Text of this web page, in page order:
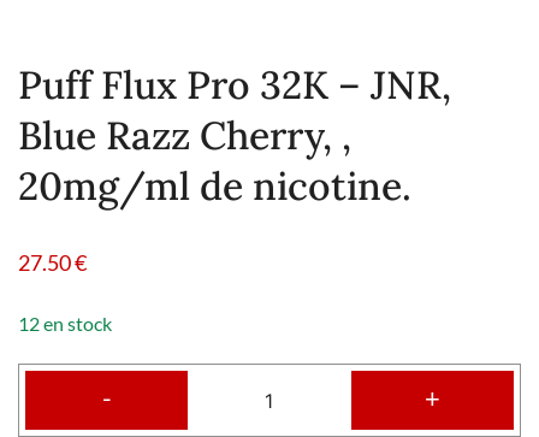
Puff Flux Pro 32K – JNR,
Blue Razz Cherry, ,
20mg/ml de nicotine.
27.50€
12 en stock
- +